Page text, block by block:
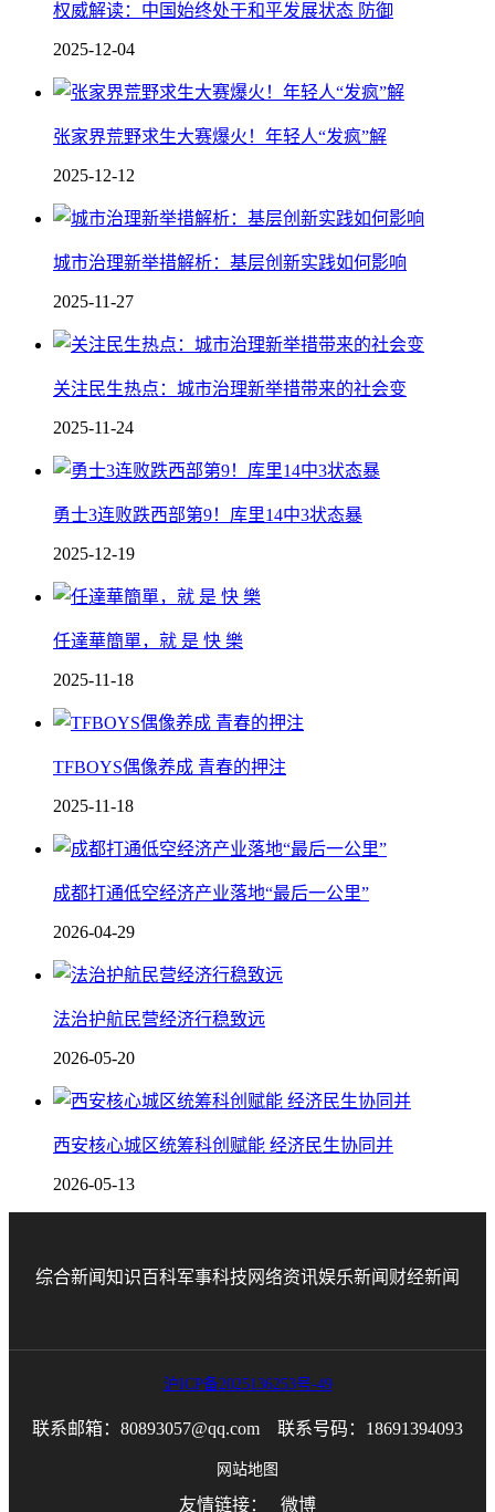
权威解读：中国始终处于和平发展状态 防御
2025-12-04
张家界荒野求生大赛爆火！年轻人“发疯”解
2025-12-12
城市治理新举措解析：基层创新实践如何影响
2025-11-27
关注民生热点：城市治理新举措带来的社会变
2025-11-24
勇士3连败跌西部第9！库里14中3状态暴
2025-12-19
任達華簡單，就 是 快 樂
2025-11-18
TFBOYS偶像养成 青春的押注
2025-11-18
成都打通低空经济产业落地“最后一公里”
2026-04-29
法治护航民营经济行稳致远
2026-05-20
西安核心城区统筹科创赋能 经济民生协同并
2026-05-13
综合新闻知识百科军事科技 网络资讯娱乐新闻 财经新闻
沪ICP备2025136253号-49
联系邮箱：80893057@qq.com 联系号码：18691394093
网站地图
友情链接： 微博